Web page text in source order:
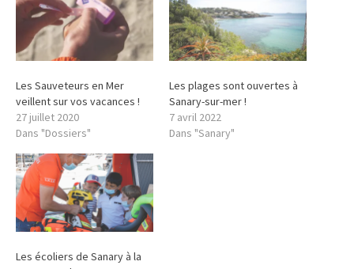
Les Sauveteurs en Mer
veillent sur vos vacances !
27 juillet 2020
Dans "Dossiers"
Les plages sont ouvertes à
Sanary-sur-mer !
7 avril 2022
Dans "Sanary"
Les écoliers de Sanary à la